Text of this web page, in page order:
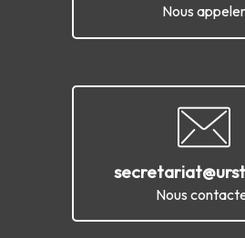
Nous appeler
Nous